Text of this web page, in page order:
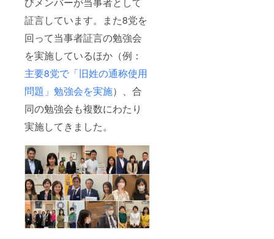
証言しています。また8党を
回って当事者証言の勉強会
を実施しているほか（例：
主要8党で「旧姓の通称使用
問題」勉強会を実施）、合
同の勉強会も複数にわたり
実施してきました。